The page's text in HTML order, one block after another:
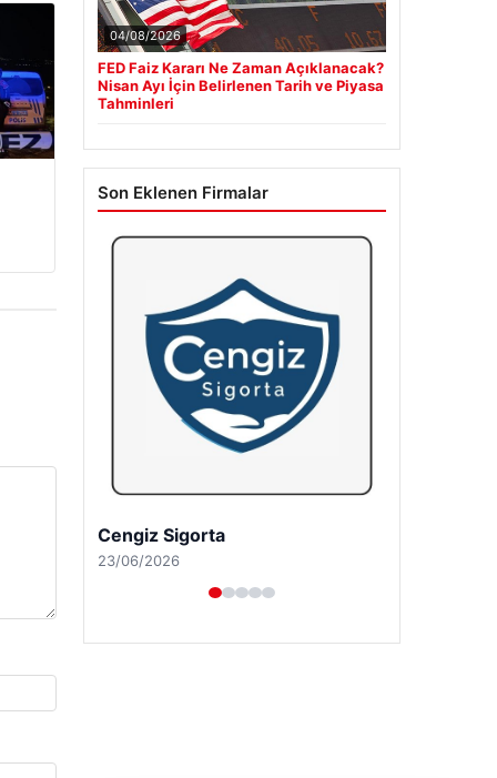
04/08/2026
FED Faiz Kararı Ne Zaman Açıklanacak?
Nisan Ayı İçin Belirlenen Tarih ve Piyasa
Tahminleri
Son Eklenen Firmalar
Cengiz Sigorta
23/06/2026